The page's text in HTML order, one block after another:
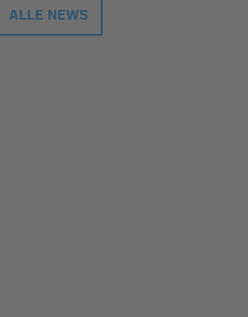
ALLE NEWS